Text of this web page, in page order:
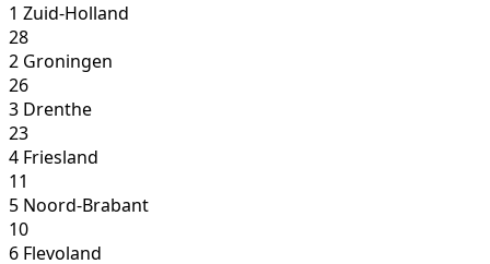
1 Zuid-Holland
28
2 Groningen
26
3 Drenthe
23
4 Friesland
11
5 Noord-Brabant
10
6 Flevoland